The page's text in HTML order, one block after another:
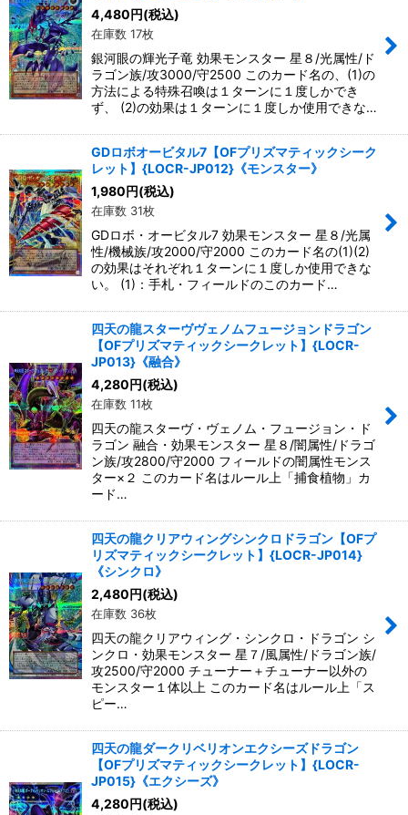
4,480円(税込)
在庫数 17枚
銀河眼の輝光子竜 効果モンスター 星８/光属性/ド
ラゴン族/攻3000/守2500 このカード名の、(1)の
方法による特殊召喚は１ターンに１度しかでき
ず、 (2)の効果は１ターンに１度しか使用できな…
GDロボオービタル7【OFプリズマティックシーク
レット】{LOCR-JP012}《モンスター》
1,980円(税込)
在庫数 31枚
GDロボ・オービタル7 効果モンスター 星８/光属
性/機械族/攻2000/守2000 このカード名の(1)(2)
の効果はそれぞれ１ターンに１度しか使用できな
い。 (1)：手札・フィールドのこのカード…
四天の龍スターヴヴェノムフュージョンドラゴン
【OFプリズマティックシークレット】{LOCR-
JP013}《融合》
4,280円(税込)
在庫数 11枚
四天の龍スターヴ・ヴェノム・フュージョン・ド
ラゴン 融合・効果モンスター 星８/闇属性/ドラゴ
ン族/攻2800/守2000 フィールドの闇属性モンス
ター×２ このカード名はルール上「捕食植物」カ
ード…
四天の龍クリアウィングシンクロドラゴン【OFプ
リズマティックシークレット】{LOCR-JP014}
《シンクロ》
2,480円(税込)
在庫数 36枚
四天の龍クリアウィング・シンクロ・ドラゴン シ
ンクロ・効果モンスター 星７/風属性/ドラゴン族/
攻2500/守2000 チューナー＋チューナー以外の
モンスター１体以上 このカード名はルール上「ス
ピー…
四天の龍ダークリベリオンエクシーズドラゴン
【OFプリズマティックシークレット】{LOCR-
JP015}《エクシーズ》
4,280円(税込)